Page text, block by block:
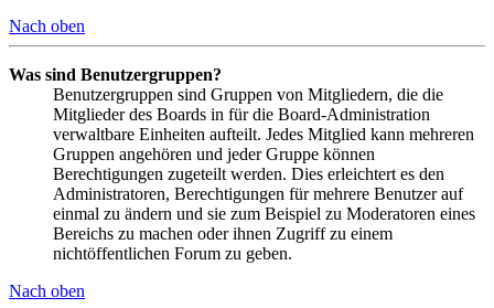
Nach oben
Was sind Benutzergruppen?
Benutzergruppen sind Gruppen von Mitgliedern, die die
Mitglieder des Boards in für die Board-Administration
verwaltbare Einheiten aufteilt. Jedes Mitglied kann mehreren
Gruppen angehören und jeder Gruppe können
Berechtigungen zugeteilt werden. Dies erleichtert es den
Administratoren, Berechtigungen für mehrere Benutzer auf
einmal zu ändern und sie zum Beispiel zu Moderatoren eines
Bereichs zu machen oder ihnen Zugriff zu einem
nichtöffentlichen Forum zu geben.
Nach oben